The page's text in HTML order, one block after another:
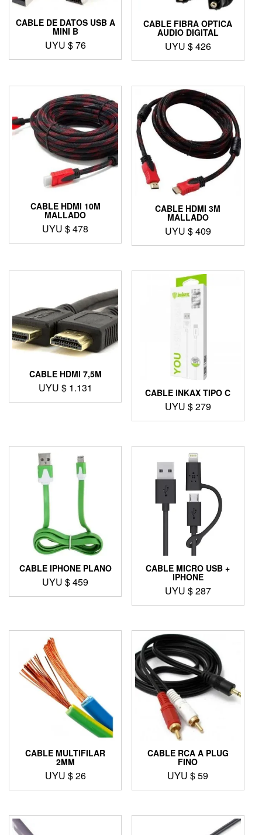
CABLE DE DATOS USB A
MINI B
UYU $76
CABLE FIBRA OPTICA
AUDIO DIGITAL
UYU $426
CABLE HDMI 10M
MALLADO
UYU $478
CABLE HDMI 3M
MALLADO
UYU $409
CABLE HDMI 7,5M
UYU $ 1.131 CABLE INKAX TIPO C
UYU $279
CABLE IPHONE PLANO
UYU $459
CABLE MICRO USB +
IPHONE
UYU $287
CABLE MULTIFILAR
2MM
UYU $26
CABLE RCA A PLUG
FINO
UYU $59